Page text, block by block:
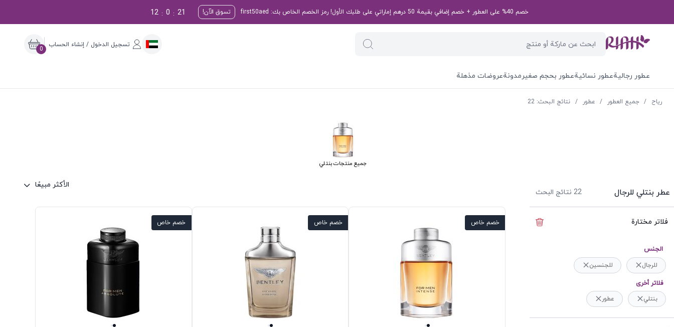
خصم 40% على العطور + خصم إضافي بقيمة 50 درهم إماراتي على طلبك الأول! رمز الخصم الخاص بك: first50aed تسوق الآن! 20
:
0
:
12
تسجيل الدخول / إنشاء الحساب
0
عطور رجاليةعطور نسائيةعطور بحجم صغيرمدونةعروضات مذهلة
ریاح / جميع العطور / عطور / نتائج البحث: 22
جميع منتجات بنتلي
عطر بنتلي للرجال 22 نتائج البحث
الأكثر مبيعًا
فلاتر مختارة
الجنس
للرجال للجنسين
فلاتر أخرى
بنتلي عطور
خصم خاص خصم خاص خصم خاص